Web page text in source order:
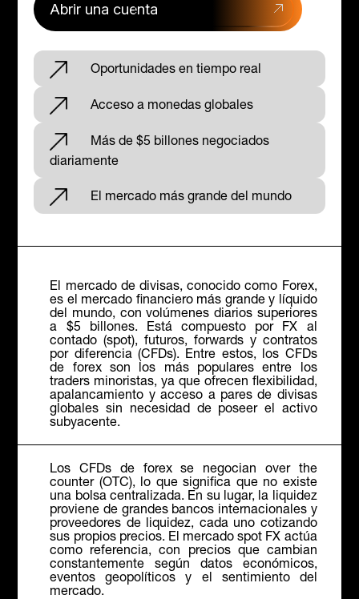
Abrir una cuenta
Oportunidades en tiempo real
Acceso a monedas globales
Más de $5 billones negociados
diariamente
El mercado más grande del mundo
El mercado de divisas, conocido como Forex,
es el mercado financiero más grande y líquido
del mundo, con volúmenes diarios superiores
a $5 billones. Está compuesto por FX al
contado (spot), futuros, forwards y contratos
por diferencia (CFDs). Entre estos, los CFDs
de forex son los más populares entre los
traders minoristas, ya que ofrecen flexibilidad,
apalancamiento y acceso a pares de divisas
globales sin necesidad de poseer el activo
subyacente.
Los CFDs de forex se negocian over the
counter (OTC), lo que significa que no existe
una bolsa centralizada. En su lugar, la liquidez
proviene de grandes bancos internacionales y
proveedores de liquidez, cada uno cotizando
sus propios precios. El mercado spot FX actúa
como referencia, con precios que cambian
constantemente según datos económicos,
eventos geopolíticos y el sentimiento del
mercado.